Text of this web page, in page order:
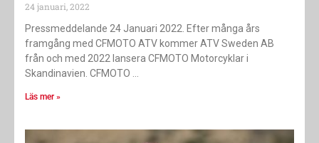
24 januari, 2022
Pressmeddelande 24 Januari 2022. Efter många års
framgång med CFMOTO ATV kommer ATV Sweden AB
från och med 2022 lansera CFMOTO Motorcyklar i
Skandinavien. CFMOTO
Läs mer »